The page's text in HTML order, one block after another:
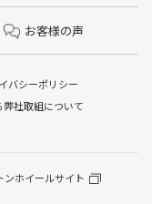
お客様の声
バシーポリシー
社取組について
ンホイールサイト
イル交換/その他